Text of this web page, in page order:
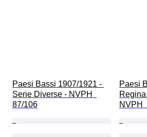
Paesi Bassi 1907/1921 -
Serie Diverse - NVPH
87/106
Paesi
NVPH